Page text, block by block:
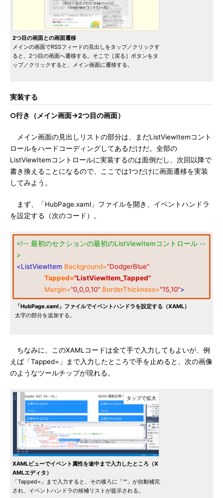
2つ目の画面との画面遷移
メインの画面でRSSフィードの見出しをタップ／クリックす
ると、2つ目の画面へ遷移する。そこで［戻る］ボタンをタ
ップ／クリックすると、メイン画面に遷移する。
実装する
○行き（メイン画面→2つ目の画面）
メイン画面の見出しリストの部分は、まだListViewItemコント
ロールをハードコーディングしてあるだけだ。全部の
ListViewItemコントロールに実装するのは面倒だし、次回以降で
書き換えることになるので、ここでは1つだけに画面遷移を実装
してみよう。
まず、「HubPage.xaml」ファイルを開き、イベントハンドラ
を設定する（次のコード）。
<!-- 最初のセクションの最初のListViewItemコントロール --
>
<ListViewItem Background="DodgerBlue"
Tapped="ListViewItem_Tapped"
Margin="0,0,0,10" BorderThickness="15,10">
「HubPage.xaml」ファイルでイベントハンドラを設定する（XAML）
太字の部分を追加する。
ちなみに、このXAMLコードは全て手で入力してもよいが、例
えば「Tapped=」まで入力したところで手を止めると、次の画像
のようなツールチップが現れる。
XAMLビューでイベント属性を途中まで入力したところ（X
AMLエディタ）
「Tapped=」まで入力すると、その後ろに「""」が自動補完
され、イベントハンドラの候補リストが提示される。